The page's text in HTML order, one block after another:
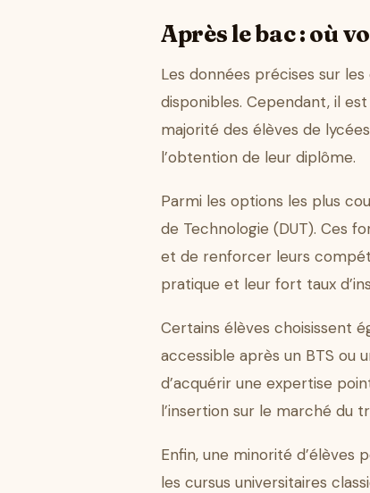
Après le bac : où
Les données précises sur
disponibles. Cependant, il
majorité des élèves de
l’obtention de leur diplôme.
Parmi les options les plus
de Technologie (DUT). Ces
et de renforcer leurs
pratique et leur fort taux
Certains élèves choisissent
accessible après un BTS ou
d’acquérir une expertise
l’insertion sur le marché du
Enfin, une minorité d’élèves
les cursus universitaires